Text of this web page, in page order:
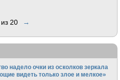
20 →
надело очки из осколков зеркала
видеть только злое и мелкое»